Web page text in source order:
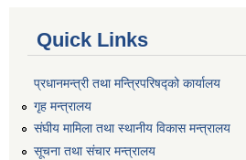
Quick Links
प्रधानमन्त्री तथा मन्त्रिपरिषद्को कार्यालय
गृह मन्त्रालय
संघीय मामिला तथा स्थानीय विकास मन्त्रालय
सूचना तथा संचार मन्त्रालय